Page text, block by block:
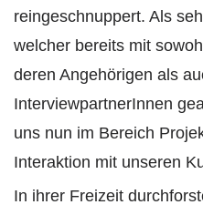
reingeschnuppert. Als
welcher bereits mit
deren Angehörigen als
InterviewpartnerInnen
uns nun im Bereich
Interaktion mit unseren
In ihrer Freizeit